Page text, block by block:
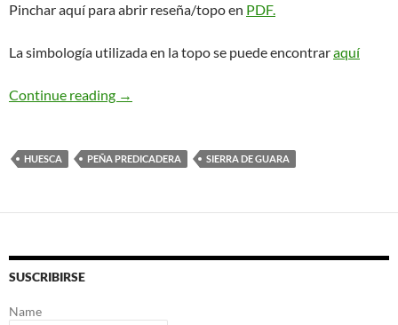
Pinchar aquí para abrir reseña/topo en PDF.
La simbología utilizada en la topo se puede encontraraquí
Continue reading Jabalí errante. PeñaPredicadera
→
HUESCA PEÑA PREDICADERA SIERRA DE GUARA
SUSCRIBIRSE
Name